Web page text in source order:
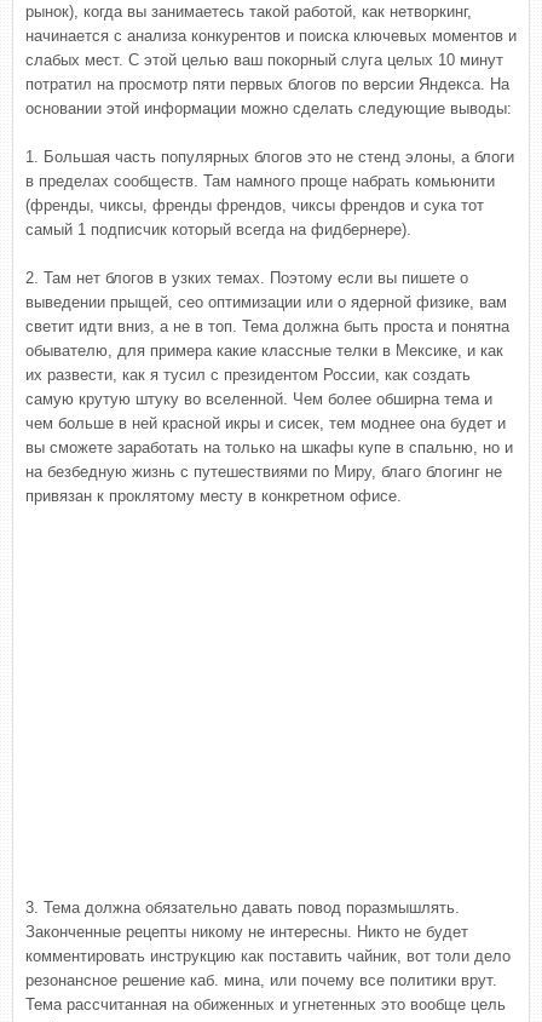
рынок), когда вы занимаетесь такой работой, как нетворкинг,
начинается с анализа конкурентов и поиска ключевых моментов и
слабых мест. С этой целью ваш покорный слуга целых 10 минут
потратил на просмотр пяти первых блогов по версии Яндекса. На
основании этой информации можно сделать следующие выводы:
1. Большая часть популярных блогов это не стенд элоны, а блоги
в пределах сообществ. Там намного проще набрать комьюнити
(френды, чиксы, френды френдов, чиксы френдов и сука тот
самый 1 подписчик который всегда на фидбернере).
2. Там нет блогов в узких темах. Поэтому если вы пишете о
выведении прыщей, сео оптимизации или о ядерной физике, вам
светит идти вниз, а не в топ. Тема должна быть проста и понятна
обывателю, для примера какие классные телки в Мексике, и как
их развести, как я тусил с президентом России, как создать
самую крутую штуку во вселенной. Чем более обширна тема и
чем больше в ней красной икры и сисек, тем моднее она будет и
вы сможете заработать на только на шкафы купе в спальню, но и
на безбедную жизнь с путешествиями по Миру, благо блогинг не
привязан к проклятому месту в конкретном офисе.
3. Тема должна обязательно давать повод поразмышлять.
Законченные рецепты никому не интересны. Никто не будет
комментировать инструкцию как поставить чайник, вот толи дело
резонансное решение каб. мина, или почему все политики врут.
Тема рассчитанная на обиженных и угнетенных это вообще цель